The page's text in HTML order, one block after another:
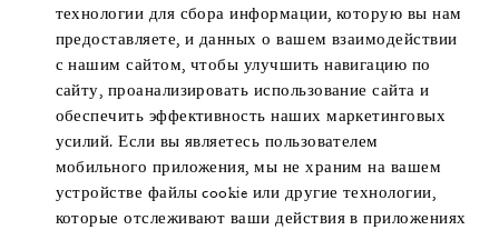
технологии для сбора информации, которую вы нам
предоставляете, и данных о вашем взаимодействии
с нашим сайтом, чтобы улучшить навигацию по
сайту, проанализировать использование сайта и
обеспечить эффективность наших маркетинговых
усилий. Если вы являетесь пользователем
мобильного приложения, мы не храним на вашем
устройстве файлы cookie или другие технологии,
которые отслеживают ваши действия в приложениях